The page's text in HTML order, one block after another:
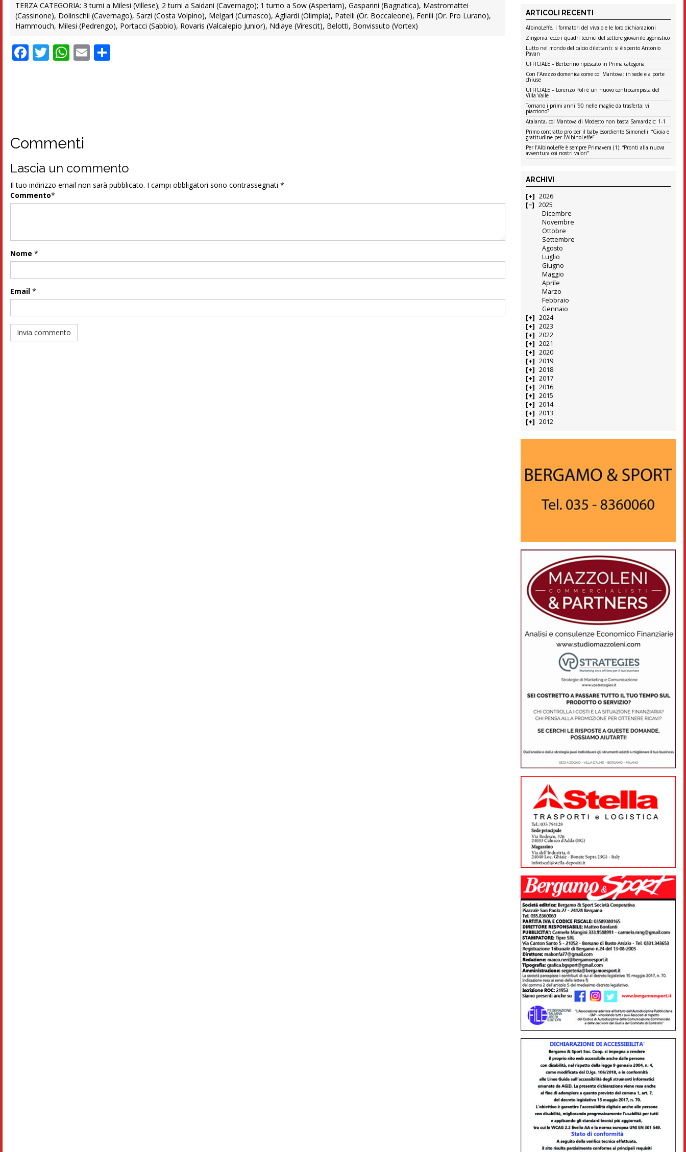
TERZA CATEGORIA: 3 turni a Milesi (Villese); 2 turni a Saidani (Cavernago); 1 turno a Sow (Asperiam), Gasparini (Bagnatica), Mastromattei
(Cassinone), Dolinschii (Cavernago), Sarzi (Costa Volpino), Melgari (Curnasco), Agliardi (Olimpia), Patelli (Or. Boccaleone), Fenili (Or. Pro Lurano),
Hammouch, Milesi (Pedrengo), Portacci (Sabbio), Rovaris (Valcalepio Junior), Ndiaye (Virescit), Belotti, Bonvissuto (Vortex)
Facebook
Twitter
WhatsApp
Email
Commenti
Lascia un commento
Il tuo indirizzo email non sarà pubblicato. I campi obbligatori sono contrassegnati*
Commento*
Nome *
Email *
ARTICOLI RECENTI
AlbinoLeffe, i formatori del vivaio e le loro dichiarazioni
Zingonia: ecco i quadri tecnici del settore giovanile agonistico
Lutto nel mondo del calcio dilettanti: si è spento Antonio
Pavan
UFFICIALE – Berbenno ripescato in Prima categoria
Con l’Arezzo domenica come col Mantova: in sede e a porte
chiuse
UFFICIALE – Lorenzo Poli è un nuovo centrocampista del
Villa Valle
Tornano i primi anni ’90 nelle maglie da trasferta: vi
piacciono?
Atalanta, col Mantova di Modesto non basta Samardzic: 1-1
Primo contratto pro per il baby esordiente Simonelli: “Gioia e
gratitudine per l’AlbinoLeffe”
Per l’AlbinoLeffe è sempre Primavera (1): “Pronti alla nuova
avventura coi nostri valori”
ARCHIVI
2026
2025
Dicembre
Novembre
Ottobre
Settembre
Agosto
Luglio
Giugno
Maggio
Aprile
Marzo
Febbraio
Gennaio
2024
2023
2022
2021
2020
2019
2018
2017
2016
2015
2014
2013
2012